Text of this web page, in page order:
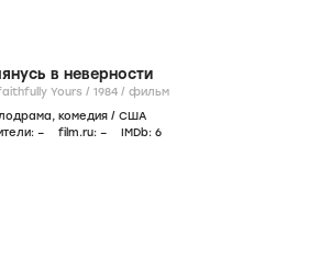
в неверности
Unfaithfully Yours / 1984 / фильм
, комедия / США
– film.ru: – IMDb: 6